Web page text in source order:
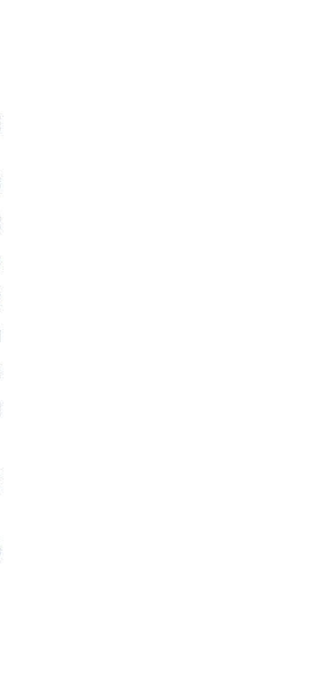
der Antragstellerin
mit Übersetzung und,
der verstorbenen
Person
Einbürgerungsurkunde
heimatlosen
Vollmacht der
weitere Unterlagen